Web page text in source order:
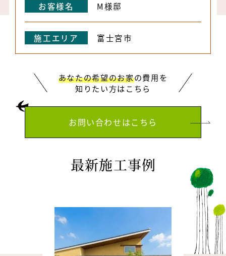
お客様名 M様邸
施工エリア 富士宮市
あなたの希望のお家の費用を
知りたい方はこちら
お問い合わせはこちら
最新施工事例